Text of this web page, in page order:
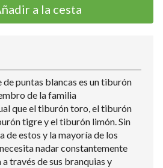
a la cesta
puntas blancas es un tiburón
de la familia
que el tiburón toro, el tiburón
tigre y el tiburón limón. Sin
de estos y la mayoría de los
nadar constantemente
través de sus branquias y